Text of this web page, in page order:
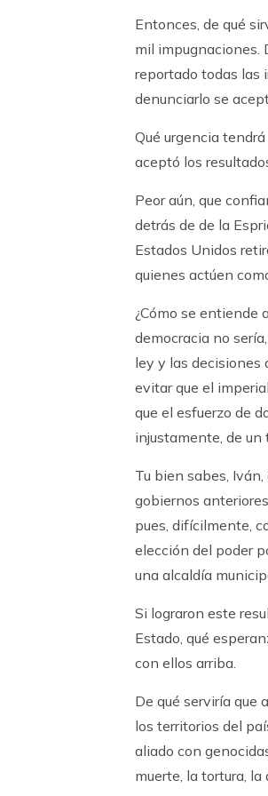
Entonces, de qué
mil impugnaciones.
reportado todas las
denunciarlo se
Qué urgencia
aceptó los
Peor aún, que
detrás de de la
Estados Unidos
quienes actúen
¿Cómo se entiende
democracia no
ley y las decisiones
evitar que el
que el esfuerzo de
injustamente, de un
Tu bien sabes,
gobiernos
pues, difícilmente,
elección del poder
una alcaldía
Si lograron este
Estado, qué
con ellos arriba.
De qué serviría que
los territorios del
aliado con
muerte, la tortura,